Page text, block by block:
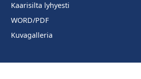
Kaarisilta lyhyesti
WORD/PDF
Kuvagalleria